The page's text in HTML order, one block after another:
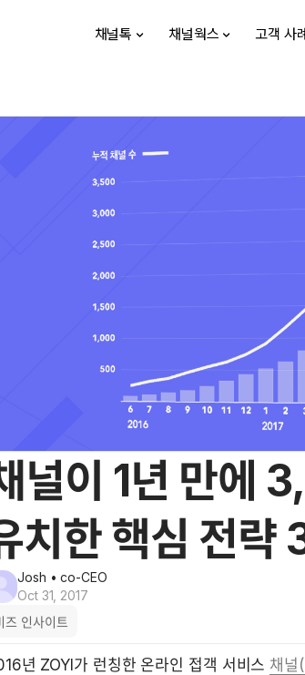
채널톡 채널웍스 고객 사
널이 1년 만에
치한 핵심 전략
Josh • co-CEO
Oct 31, 2017
즈 인사이트
년 ZOYI가 런칭한 온라인 접객 서비스 채널